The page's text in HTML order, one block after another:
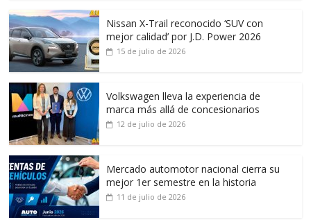
Nissan X-Trail reconocido ‘SUV con
mejor calidad’ por J.D. Power 2026
15 de julio de 2026
Volkswagen lleva la experiencia de
marca más allá de concesionarios
12 de julio de 2026
Mercado automotor nacional cierra su
mejor 1er semestre en la historia
11 de julio de 2026